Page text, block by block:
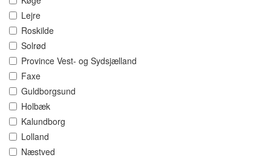
Lejre
Roskilde
Solrød
Province Vest- og Sydsjælland
Faxe
Guldborgsund
Holbæk
Kalundborg
Lolland
Næstved